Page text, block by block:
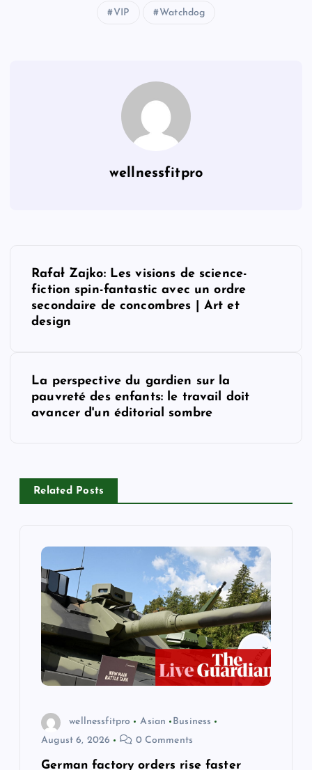
VIP Watchdog
wellnessfitpro
Rafał Zajko: Les visions de science-
fiction spin-fantastic avec un ordre
secondaire de concombres | Art et
design
La perspective du gardien sur la
pauvreté des enfants: le travail doit
avancer d'un éditorial sombre
Related Posts
wellnessfitpro Asian
Business
August 6, 2026
0 Comments
German factory orders rise faster